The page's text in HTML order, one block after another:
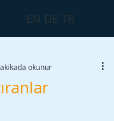
EN DE TR
okunur